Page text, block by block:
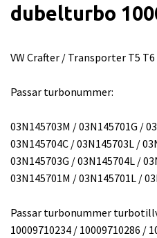
dubelturbo
VW Crafter / Transporter T5 T6
Passar turbonummer:
03N145703M / 03N145701G /
03N145704C / 03N145703L /
03N145703G / 03N145704L /
03N145701M / 03N145701L /
Passar turbonummer
10009710234 / 10009710286 /